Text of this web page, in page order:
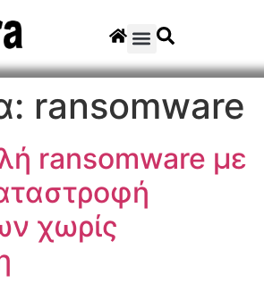
ransomware
ransomware με
χωρίς